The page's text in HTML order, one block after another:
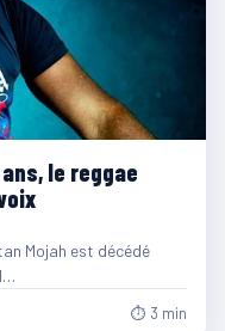
le reggae
Mojah est décédé
⏱ 3 min